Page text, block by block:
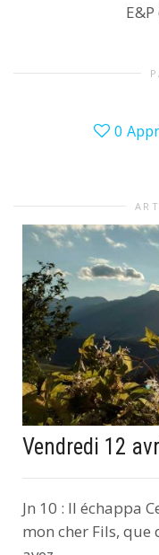
0
Vendredi 12
Jn 10 : Il échappa
mon cher Fils, que